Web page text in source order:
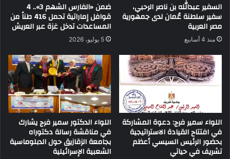
السفير عبدالله بن ناصر الرحبي،
سفير سلطنة عُمان لدى جمهورية
مصر العربية
منذ 4 أسابيع
ضمن «الفارس الشهم 3».. 4
قوافل إماراتية تحمل 416 طناً من
المساعدات تدخل غزة عبر العريش
5 يوليو، 2026
اللواء سمير فرج: دعوة المشاركة
في افتتاح القيادة الاستراتيجية
بحضور الرئيس السيسي أعظم
تشريف في حياتي
اللواء الدكتور سمير فرج يشارك
في مناقشة رسالة دكتوراه
بجامعة الزقازيق حول الدبلوماسية
الشعبية الإسرائيلية